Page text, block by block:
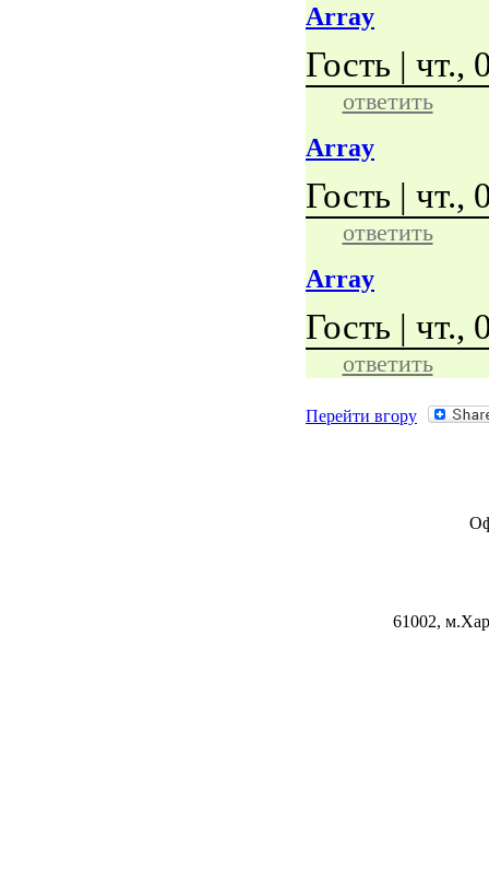
Array
Гость | чт.,
ответить
Array
Гость | чт.,
ответить
Array
Гость | чт.,
ответить
Перейти вгору
61002,